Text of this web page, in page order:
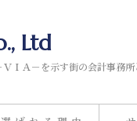
Ltd
ＩＡ－を示す街の会計事務所